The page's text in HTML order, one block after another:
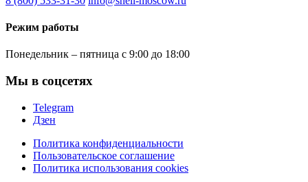
Режим работы
Понедельник – пятница с 9:00 до 18:00
Мы в соцсетях
Telegram
Дзен
Политика конфиденциальности
Пользовательское соглашение
Политика использования cookies